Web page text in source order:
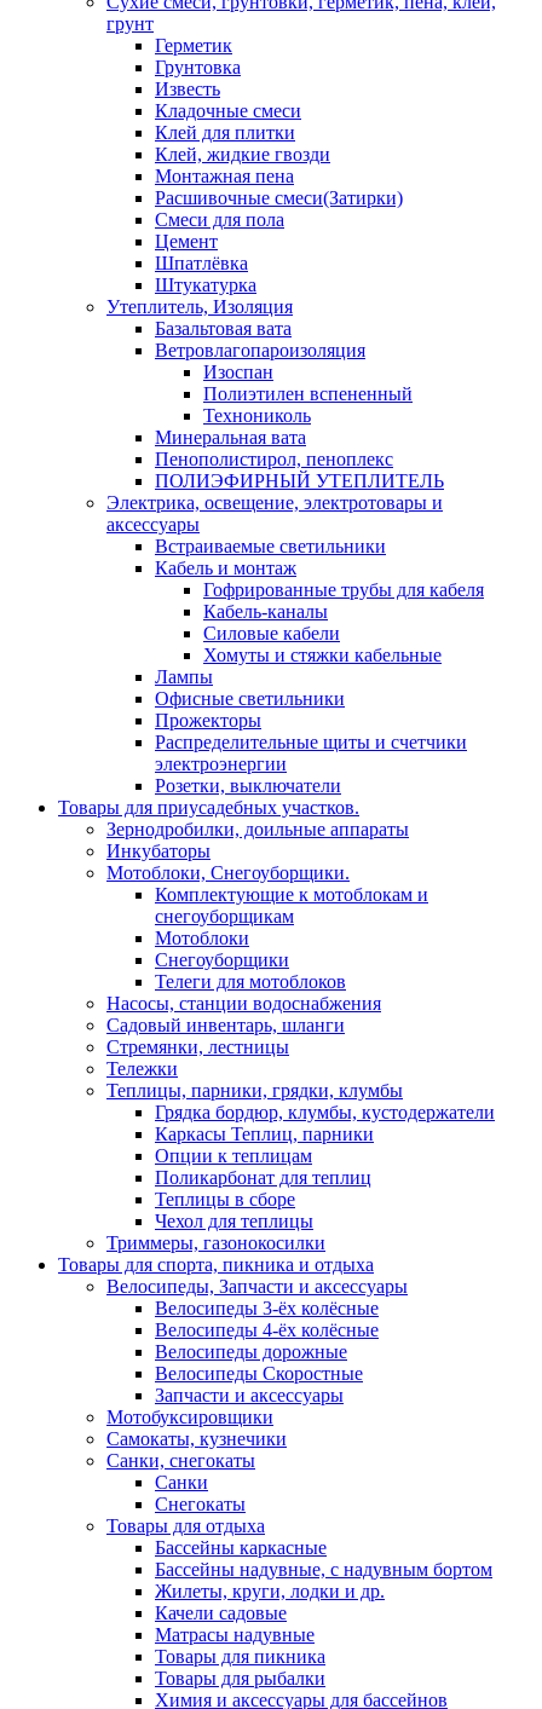
грунт
Герметик
Грунтовка
Известь
Кладочные смеси
Клей для плитки
Клей, жидкие гвозди
Монтажная пена
Расшивочные смеси(Затирки)
Смеси для пола
Цемент
Шпатлёвка
Штукатурка
Утеплитель, Изоляция
Базальтовая вата
Ветровлагопароизоляция
Изоспан
Полиэтилен вспененный
Технониколь
Минеральная вата
Пенополистирол, пеноплекс
ПОЛИЭФИРНЫЙ УТЕПЛИТЕЛЬ
Электрика, освещение, электротовары и
аксессуары
Встраиваемые светильники
Кабель и монтаж
Гофрированные трубы для кабеля
Кабель-каналы
Силовые кабели
Хомуты и стяжки кабельные
Лампы
Офисные светильники
Прожекторы
Распределительные щиты и счетчики
электроэнергии
Розетки, выключатели
Товары для приусадебных участков.
Зернодробилки, доильные аппараты
Инкубаторы
Мотоблоки, Снегоуборщики.
Комплектующие к мотоблокам и
снегоуборщикам
Мотоблоки
Снегоуборщики
Телеги для мотоблоков
Насосы, станции водоснабжения
Садовый инвентарь, шланги
Стремянки, лестницы
Тележки
Теплицы, парники, грядки, клумбы
Грядка бордюр, клумбы, кустодержатели
Каркасы Теплиц, парники
Опции к теплицам
Поликарбонат для теплиц
Теплицы в сборе
Чехол для теплицы
Триммеры, газонокосилки
Товары для спорта, пикника и отдыха
Велосипеды, Запчасти и аксессуары
Велосипеды 3-ёх колёсные
Велосипеды 4-ёх колёсные
Велосипеды дорожные
Велосипеды Скоростные
Запчасти и аксессуары
Мотобуксировщики
Самокаты, кузнечики
Санки, снегокаты
Санки
Снегокаты
Товары для отдыха
Бассейны каркасные
Бассейны надувные, с надувным бортом
Жилеты, круги, лодки и др.
Качели садовые
Матрасы надувные
Товары для пикника
Товары для рыбалки
Химия и аксессуары для бассейнов